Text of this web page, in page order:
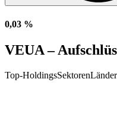
0,03 %
VEUA –
Top-HoldingsSektorenLänder